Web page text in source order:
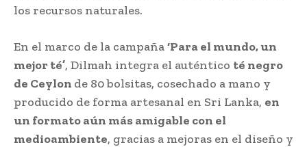
los recursos naturales.
En el marco de la campaña‘Para el mundo, un
mejor té’, Dilmah integra el auténtico té negro
de Ceylon de 80 bolsitas, cosechado a mano y
producido de forma artesanal en Sri Lanka, en
un formato aún más amigable con el
medioambiente, gracias a mejoras en el diseño y